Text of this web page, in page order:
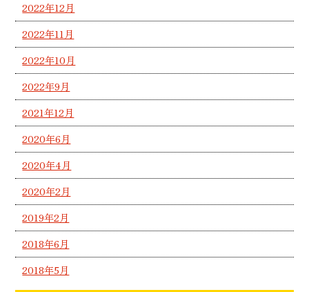
2022年12月
2022年11月
2022年10月
2022年9月
2021年12月
2020年6月
2020年4月
2020年2月
2019年2月
2018年6月
2018年5月